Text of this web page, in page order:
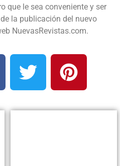
que le sea conveniente y ser
la publicación del nuevo
NuevasRevistas.com.